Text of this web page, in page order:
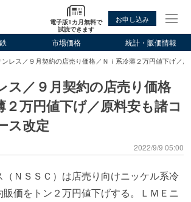
電子版1カ月無料で
試読できます
お申し込み
市場価格 統計・販価情報
ンレス／９月契約の店売り価格／Ｎｉ系冷薄２万円値下げ／
ス／９月契約の店売り価格
２万円値下げ／原料安も諸コ
ス改定
2022/9/9 05:00
ＮＳＳＣ）は店売り向けニッケル系冷
価をトン２万円値下げする。ＬＭＥニ